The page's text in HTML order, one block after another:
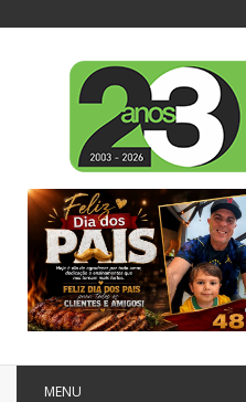
MENU